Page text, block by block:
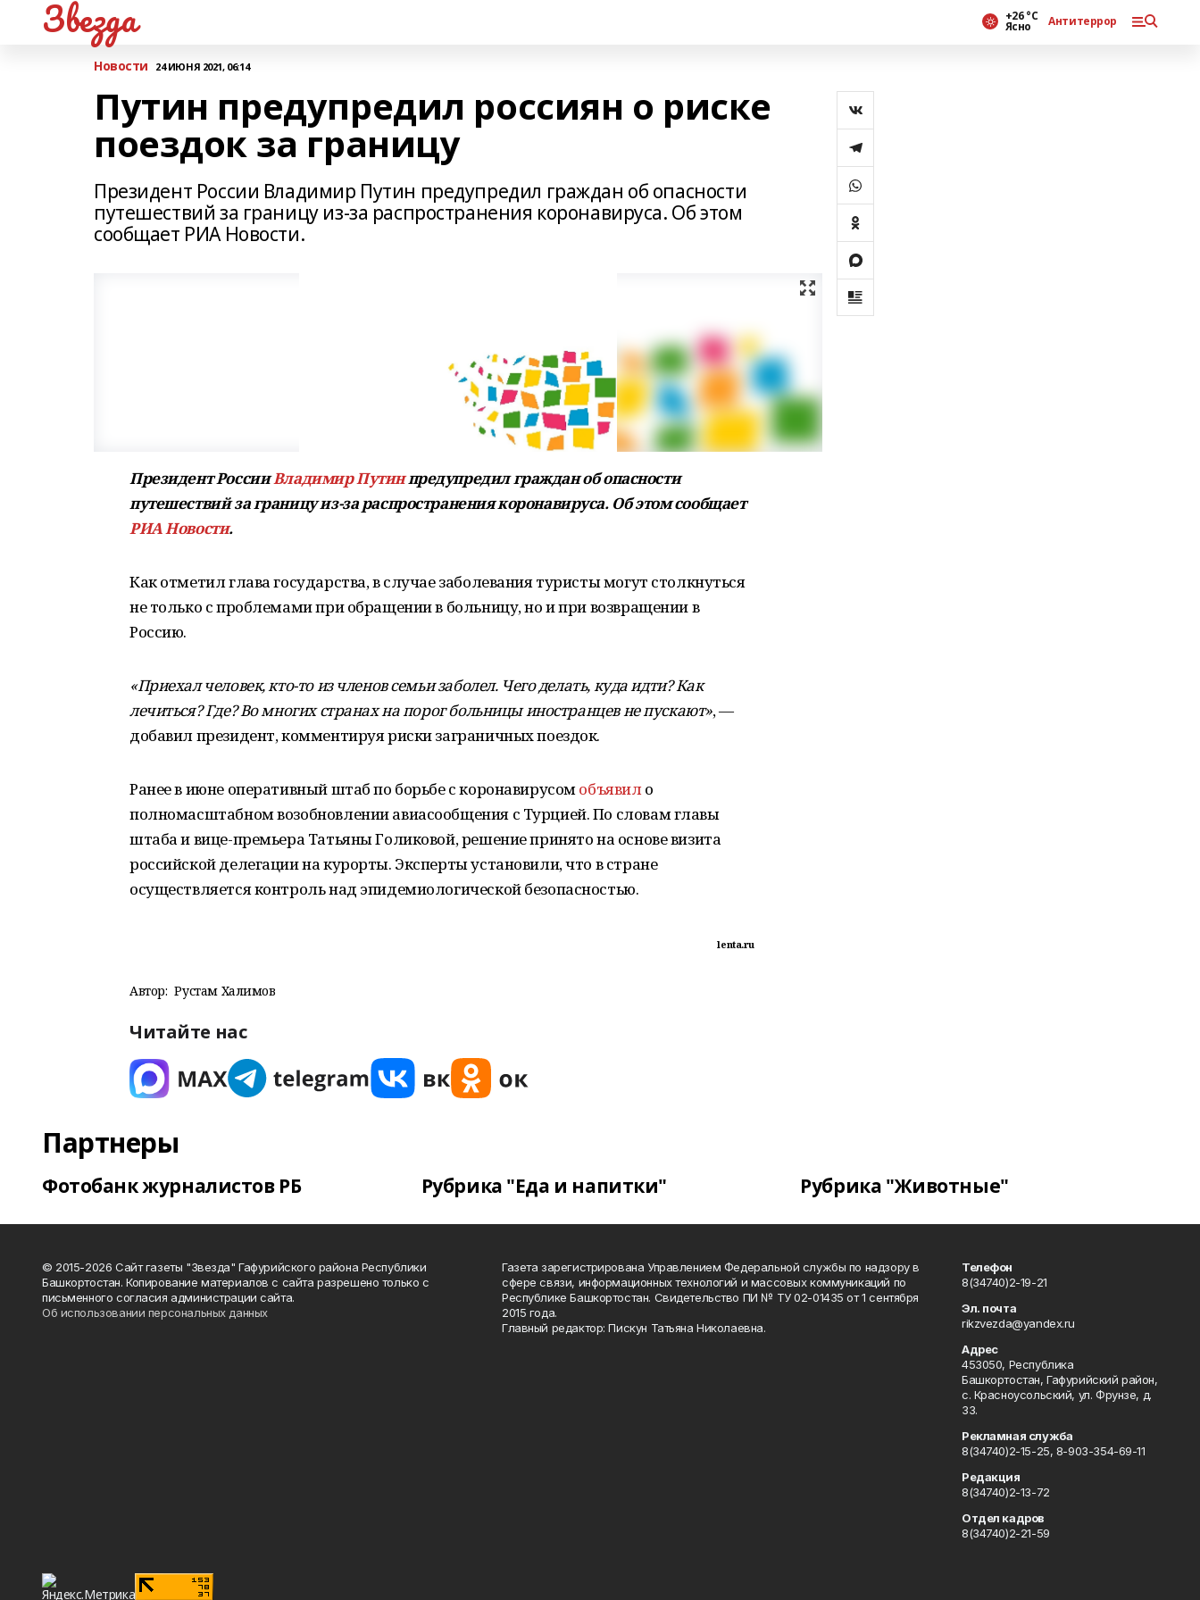
Звезда +26 °С
Ясно Антитеррор
Новости 24 ИЮНЯ 2021, 06:14
Путин предупредил россиян о риске
поездок за границу
Президент России Владимир Путин предупредил граждан об опасности
путешествий за границу из-за распространения коронавируса. Об этом
сообщает РИА Новости.
Президент РоссииВладимир Путинпредупредил граждан об опасности
путешествий за границу из-за распространения коронавируса. Об этом сообщает
РИА Новости.
Как отметил глава государства, в случае заболевания туристы могут столкнуться
не только с проблемами при обращении в больницу, но и при возвращении в
Россию.
«Приехал человек, кто-то из членов семьи заболел. Чего делать, куда идти? Как
лечиться? Где? Во многих странах на порог больницы иностранцев не пускают», —
добавил президент, комментируя риски заграничных поездок.
Ранее в июне оперативный штаб по борьбе с коронавирусомобъявило
полномасштабном возобновлении авиасообщения с Турцией. По словам главы
штаба и вице-премьера Татьяны Голиковой, решение принято на основе визита
российской делегации на курорты. Эксперты установили, что в стране
осуществляется контроль над эпидемиологической безопасностью.
lenta.ru
Автор: Рустам Халимов
Читайте нас
Партнеры
Фотобанк журналистов РБ Рубрика "Еда и напитки" Рубрика "Животные"
© 2015-2026 Сайт газеты "Звезда" Гафурийского района Республики
Башкортостан. Копирование материалов с сайта разрешено только с
письменного согласия администрации сайта.
Об использовании персональных данных
Газета зарегистрирована Управлением Федеральной службы по надзору в
сфере связи, информационных технологий и массовых коммуникаций по
Республике Башкортостан. Свидетельство ПИ № ТУ 02-01435 от 1 сентября
2015 года.
Главный редактор: Пискун Татьяна Николаевна.
Телефон
8(34740)2-19-21
Эл. почта
rikzvezda@yandex.ru
Адрес
453050, Республика
Башкортостан, Гафурийский район,
с. Красноусольский, ул. Фрунзе, д.
33.
Рекламная служба
8(34740)2-15-25, 8-903-354-69-11
Редакция
8(34740)2-13-72
Отдел кадров
8(34740)2-21-59